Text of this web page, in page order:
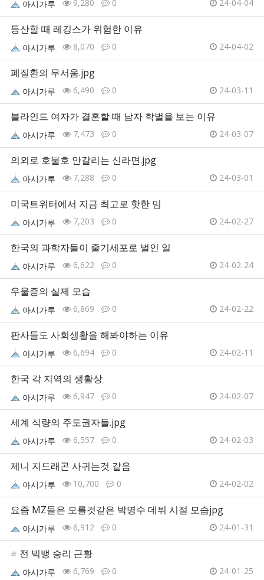
아시가루 9,280 0 24-04-04
등산할 때 레깅스가 위험한 이유
아시가루 8,070 0 24-04-02
폐질환의 무서움.jpg
아시가루 6,490 0 24-03-11
블라인드 여자가 결혼할 때 남자 학벌을 보는 이유
아시가루 7,473 0 24-03-07
의외로 호불호 안갈리는 신라면.jpg
아시가루 7,288 0 24-03-01
미국트위터에서 지금 최고로 핫한 밈
아시가루 7,203 0 24-02-27
한국의 과학자들이 줄기세포로 벌인 일
아시가루 6,622 0 24-02-24
우울증의 실제 모습
아시가루 6,869 0 24-02-22
판사들도 사회생활을 해봐야하는 이유
아시가루 6,694 0 24-02-11
한국 각 지역의 생활상
아시가루 6,947 0 24-02-07
세계 식량의 주도권자들.jpg
아시가루 6,557 0 24-02-03
제니 지드래곤 사귀는것 같음
아시가루 10,700 0 24-02-02
요즘 MZ들은 모를것같은 박명수 데뷔 시절 모습jpg
아시가루 6,912 0 24-01-31
⭐ 전 빅뱅 승리 근황
아시가루 6,769 0 24-01-25